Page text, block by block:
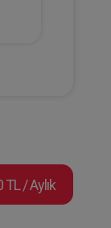
/ Aylık